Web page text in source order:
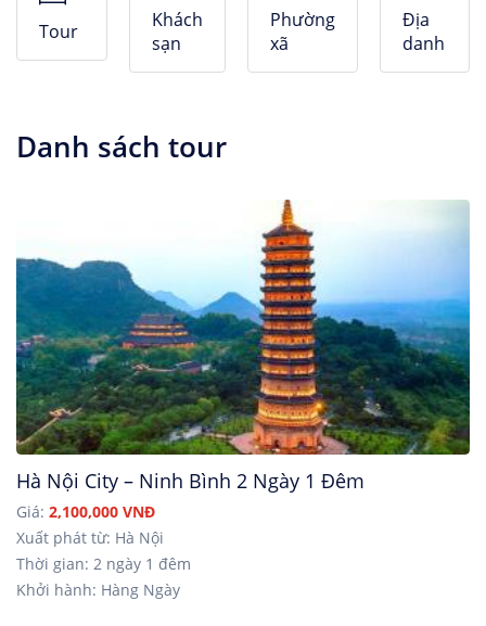
Căn hộ dịch vụ
Tour
Khách
sạn
Phường
xã
Địa
danh
Danh sách tour
Hà Nội City – Ninh Bình 2 Ngày 1 Đêm
Giá: 2,100,000 VNĐ
Xuất phát từ: Hà Nội
Thời gian: 2 ngày 1 đêm
Khởi hành: Hàng Ngày